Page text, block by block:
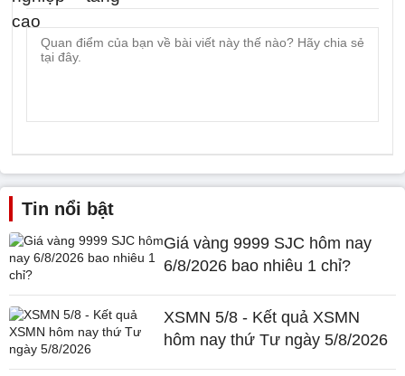
Tin nổi bật
Giá vàng 9999 SJC hôm nay
6/8/2026 bao nhiêu 1 chỉ?
XSMN 5/8 - Kết quả XSMN
hôm nay thứ Tư ngày 5/8/2026